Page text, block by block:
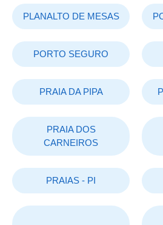
PLANALTO DE MESAS
PORTO SEGURO
PRAIA DA PIPA
PRAIA DOS
CARNEIROS
PRAIAS - PI